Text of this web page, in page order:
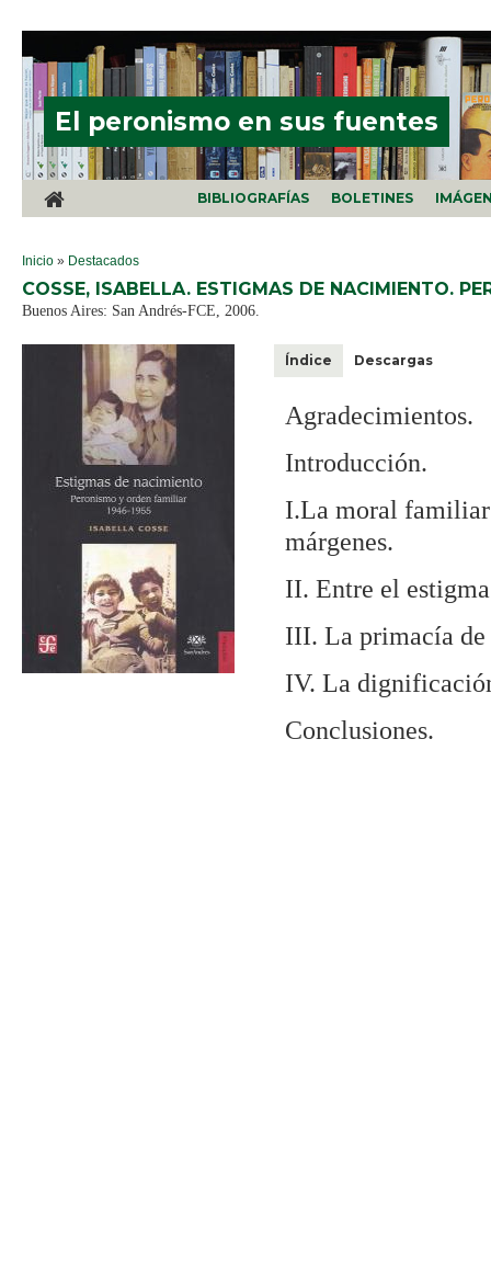
El peronismo en sus fuentes
BIBLIOGRAFÍAS BOLETINES
SE ENCUENTRA USTED AQUÍ
Inicio » Destacados
COSSE, ISABELLA. ESTIGMAS DE NACIMIENTO.
Buenos Aires: San Andrés-FCE, 2006.
Índice Descargas
Agradecimientos.
Introducción.
I.La moral familiar
márgenes.
II. Entre el
III. La primacía
IV. La
Conclusiones.